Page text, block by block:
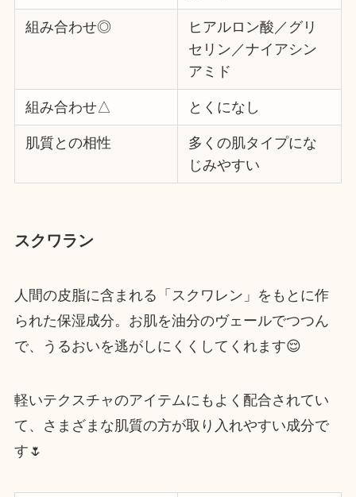
組み合わせ◎
ヒアルロン酸／グリ
セリン／ナイアシン
アミド
組み合わせ△ とくになし
肌質との相性
多くの肌タイプにな
じみやすい
スクワラン
人間の皮脂に含まれる「スクワレン」をもとに作
られた保湿成分。お肌を油分のヴェールでつつん
で、うるおいを逃がしにくくしてくれます😌
軽いテクスチャのアイテムにもよく配合されてい
て、さまざまな肌質の方が取り入れやすい成分で
す🌷